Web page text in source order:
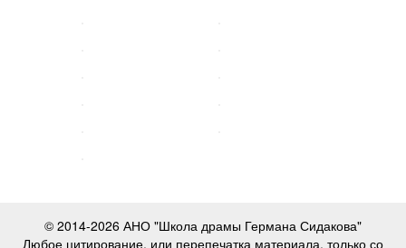
© 2014-2026 АНО "Школа драмы Германа Сидакова"
Любое цитирование, или перепечатка материала, только со